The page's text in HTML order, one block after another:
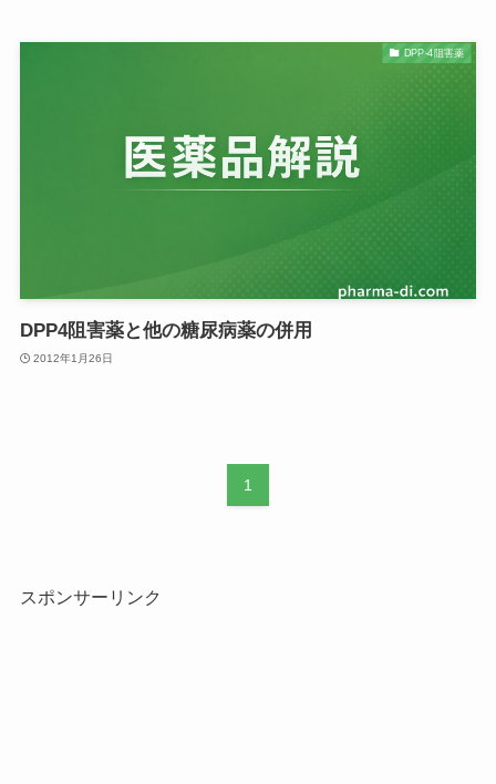
DPP-4阻害薬
DPP4阻害薬と他の糖尿病薬の併用
2012年1月26日
1
スポンサーリンク